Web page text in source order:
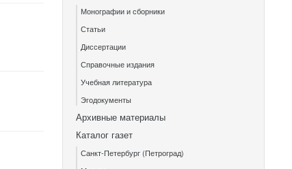
Монографии и сборники
Статьи
Диссертации
Справочные издания
Учебная литература
Эгодокументы
Архивные материалы
Каталог газет
Санкт-Петербург (Петроград)